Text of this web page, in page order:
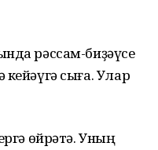
рәссам-биҙәүсе
кейәүгә сыға. Улар
өйрәтә. Уның